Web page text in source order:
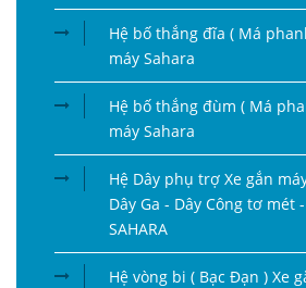
Hệ bố thắng đĩa ( Má
máy Sahara
Hệ bố thắng đùm ( Má
máy Sahara
Hệ Dây phụ trợ Xe gắn
Dây Ga - Dây Công tơ mét
SAHARA
Hệ vòng bi ( Bạc Đạn ) Xe